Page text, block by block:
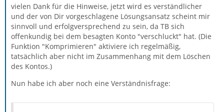
vielen Dank für die Hinweise, jetzt wird es verständlicher
und der von Dir vorgeschlagene Lösungsansatz scheint mir
sinnvoll und erfolgversprechend zu sein, da TB sich
offenkundig bei dem besagten Konto "verschluckt" hat. (Die
Funktion "Komprimieren" aktiviere ich regelmäßig,
tatsächlich aber nicht im Zusammenhang mit dem Löschen
des Kontos.)
Nun habe ich aber noch eine Verständnisfrage: